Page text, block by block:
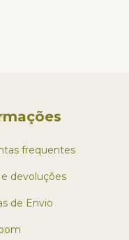
frequentes
e devoluções
de Envio